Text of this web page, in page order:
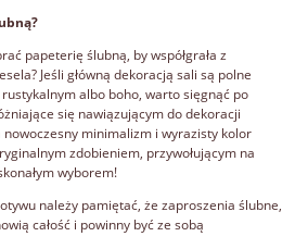
papeterię ślubną, by współgrała z
Jeśli główną dekoracją sali są polne
albo boho, warto sięgnąć po
się nawiązującym do dekoracji
nowoczesny minimalizm i wyrazisty kolor
zdobieniem, przywołującym na
wyborem!
należy pamiętać, że zaproszenia ślubne,
całość i powinny być ze sobą